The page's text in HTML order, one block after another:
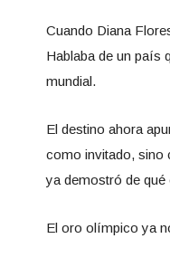
Cuando Diana
Hablaba de un país
mundial.
El destino ahora
como invitado, sino
ya demostró de qué
El oro olímpico ya